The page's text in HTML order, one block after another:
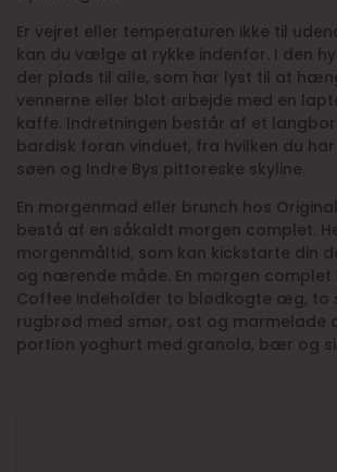
Er vejret eller temperaturen ikke til
kan du vælge at rykke indenfor. I den
der plads til alle, som har lyst til at
vennerne eller blot arbejde med en
kaffe. Indretningen består af et
bardisk foran vinduet, fra hvilken du
søen og Indre Bys pittoreske skyline.
En morgenmad eller brunch hos
bestå af en såkaldt morgen complet.
morgenmåltid, som kan kickstarte din
og nærende måde. En morgen complet
Coffee indeholder to blødkogte æg, to
rugbrød med smør, ost og marmelade
portion yoghurt med granola, bær og